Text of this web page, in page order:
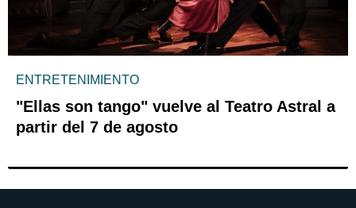
ENTRETENIMIENTO
"Ellas son tango" vuelve al Teatro Astral a
partir del 7 de agosto